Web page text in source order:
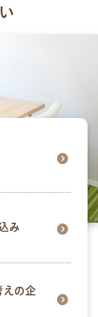
み
えの企